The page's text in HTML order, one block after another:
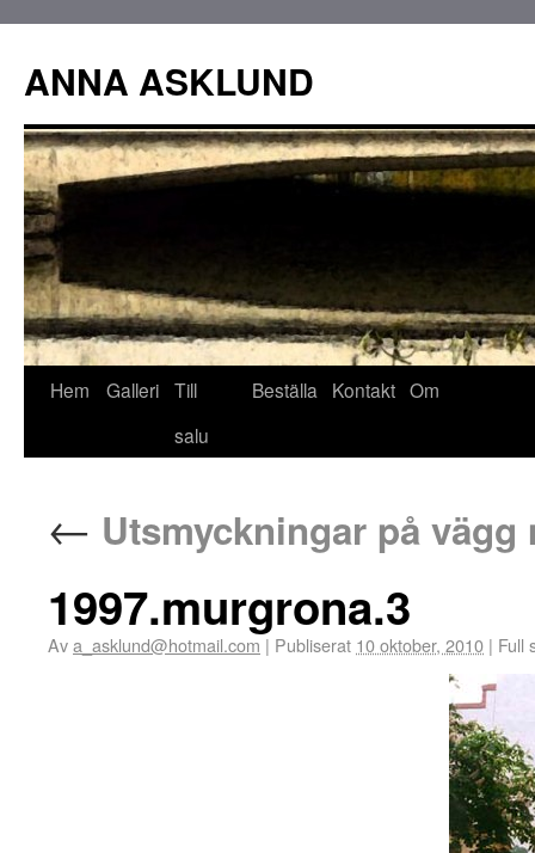
ANNA ASKLUND
Hem Galleri Till
salu
Beställa Kontakt Om
← Utsmyckningar på vägg
1997.murgrona.3
Ava_asklund@hotmail.com | Publiserat 10 oktober, 2010 | Full